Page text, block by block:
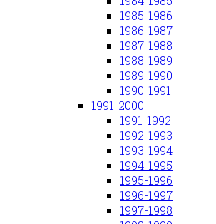
1985-1986
1986-1987
1987-1988
1988-1989
1989-1990
1990-1991
1991-2000
1991-1992
1992-1993
1993-1994
1994-1995
1995-1996
1996-1997
1997-1998